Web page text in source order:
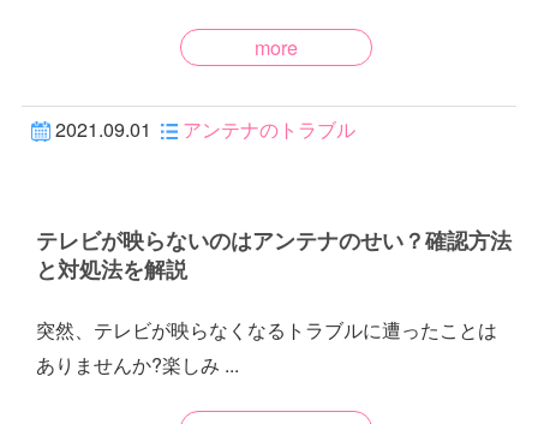
more
2021.09.01 アンテナのトラブル
テレビが映らないのはアンテナのせい？確認方法
と対処法を解説
突然、テレビが映らなくなるトラブルに遭ったことは
ありませんか?楽しみ ...